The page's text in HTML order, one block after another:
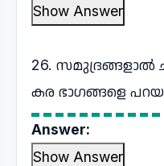
Show Answer
26. സമുദ്രങ്ങളാൽ
കര ഭാഗങ്ങളെ
Answer:
Show Answer